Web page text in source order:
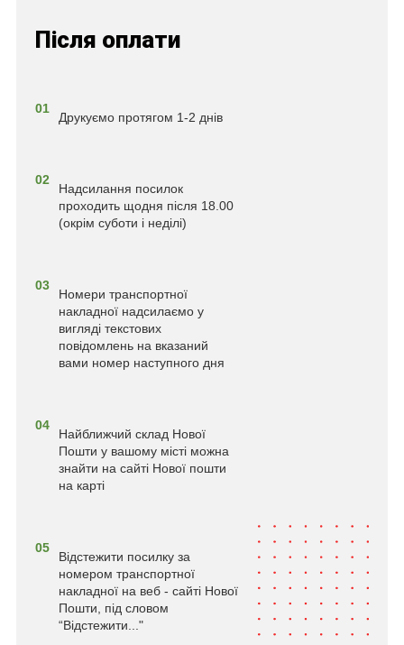
Після оплати
01
Друкуємо протягом 1-2 днів
02
Надсилання посилок
проходить щодня після 18.00
(окрім суботи і неділі)
03
Номери транспортної
накладної надсилаємо у
вигляді текстових
повідомлень на вказаний
вами номер наступного дня
04
Найближчий склад Нової
Пошти у вашому місті можна
знайти на сайті Нової пошти
на карті
05
Відстежити посилку за
номером транспортної
накладної на веб - сайті Нової
Пошти, під словом
“Відстежити..."